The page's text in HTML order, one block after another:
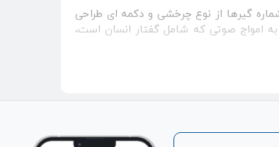
گیرها از نوع چرخشی و دکمه ای طراحی
به امواج صوتی که شامل گفتار انسان است،
مدارهای سبک و کم حجم جایگزین شدند. پیشرفت‌های
شناسایی شماره تماس، انتقال بی‌سیم